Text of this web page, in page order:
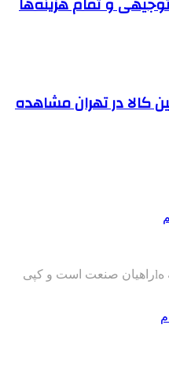
کالا در تهران مشاهده
کلیه حقوق مادی و معنوی متعلق به هlراهیان صنعت است و کپی